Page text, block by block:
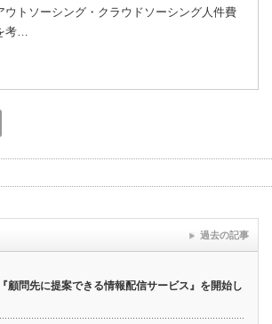
ウトソーシング・クラウドソーシング人件費
考…
顧問先に提案できる情報配信サービス』を開始し
過去の記事